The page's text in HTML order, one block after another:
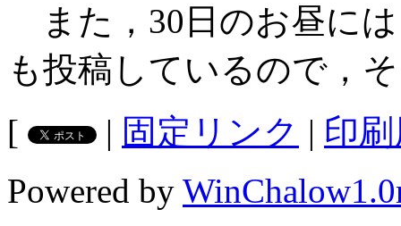
また，30日のお昼に
も投稿しているので，
[
| 固定リンク | 印
Powered by